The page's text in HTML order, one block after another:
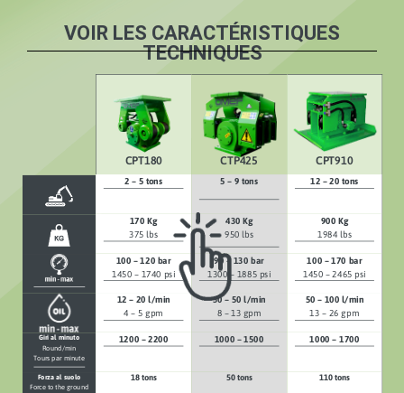
VOIR LES CARACTÉRISTIQUES
TECHNIQUES
Giri al minuto
Round/min
Tours par minute
Forza al suolo
Force to the ground
CPT180
2 – 5 tons
170 Kg
375 lbs
100 – 120 bar
1450 – 1740 psi
12 – 20 l/min
4 – 5 gpm
1200 – 2200
18 tons
CTP425
5 – 9 tons
430 Kg
950 lbs
90 – 130 bar
1300 – 1885 psi
30 – 50 l/min
8 – 13 gpm
1000 – 1500
50 tons
CPT910
12 – 20 tons
900 Kg
1984 lbs
100 – 170 bar
1450 – 2465 psi
50 – 100 l/min
13 – 26 gpm
1000 – 1700
110 tons